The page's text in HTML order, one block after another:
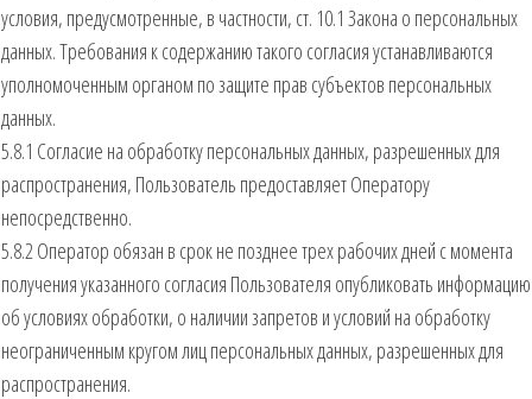
условия, предусмотренные, в частности, ст. 10.1 Закона о персональных
данных. Требования к содержанию такого согласия устанавливаются
уполномоченным органом по защите прав субъектов персональных
данных.
5.8.1 Согласие на обработку персональных данных, разрешенных для
распространения, Пользователь предоставляет Оператору
непосредственно.
5.8.2 Оператор обязан в срок не позднее трех рабочих дней с момента
получения указанного согласия Пользователя опубликовать информацию
об условиях обработки, о наличии запретов и условий на обработку
неограниченным кругом лиц персональных данных, разрешенных для
распространения.